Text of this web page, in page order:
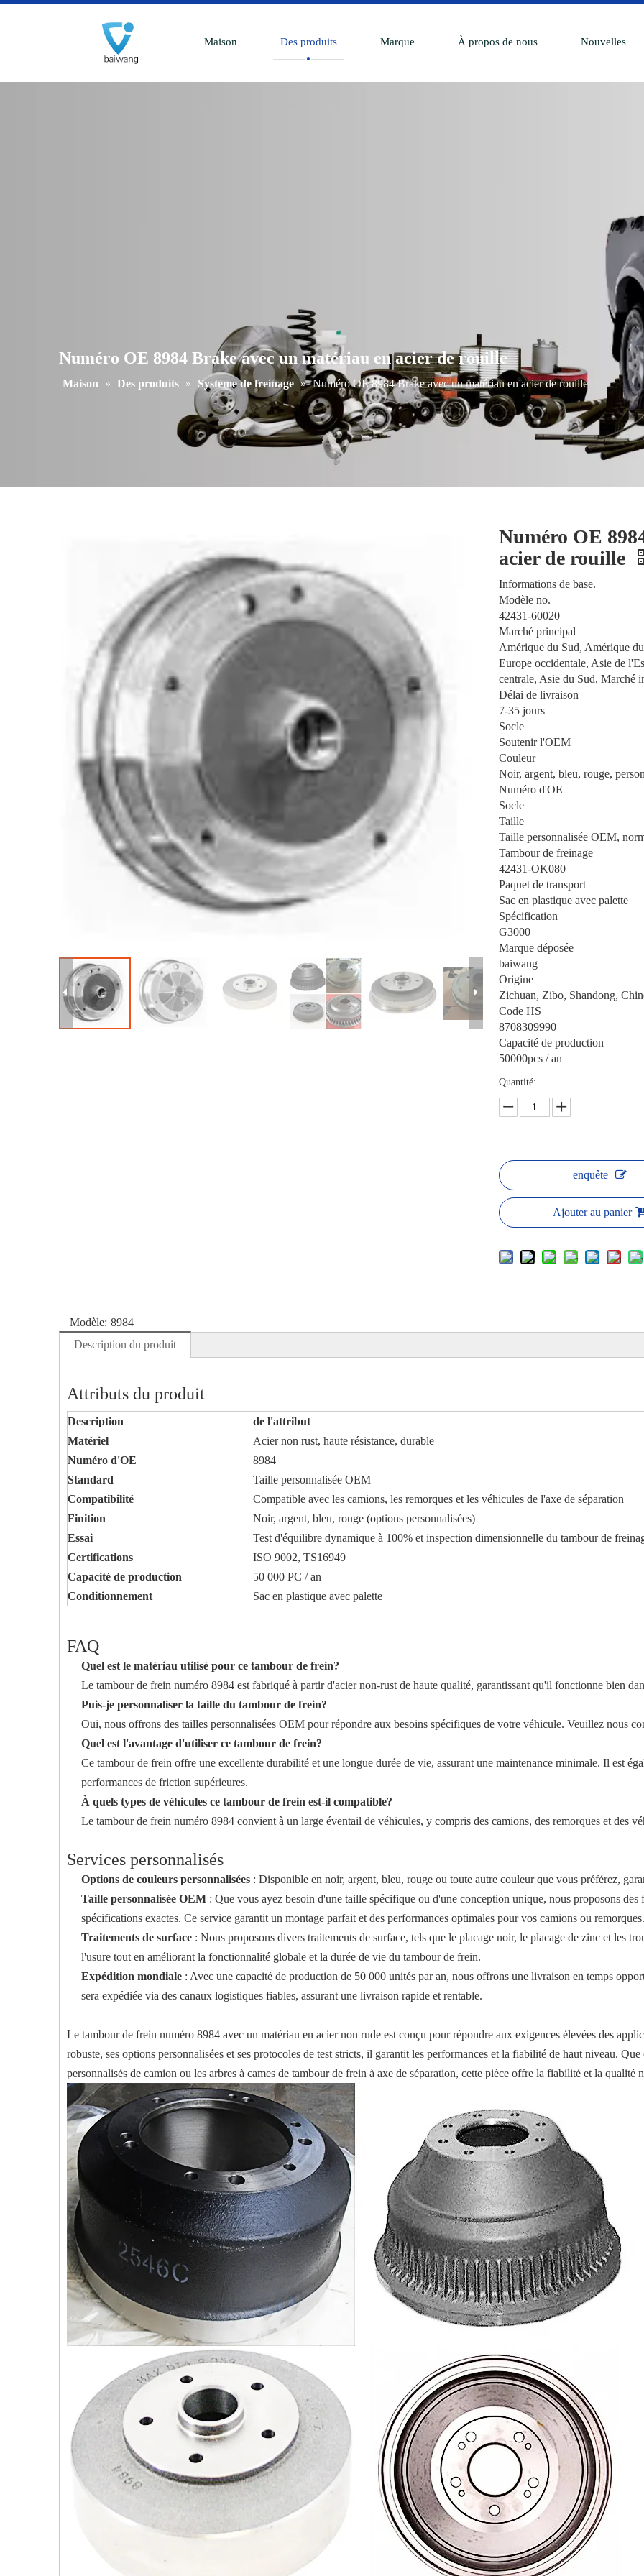
Maison Des produits Marque À propos de nous Nouvelles
Numéro OE 8984 Brake avec un matériau en acier de rouille
Maison » Des produits » Système de freinage » Numéro OE 8984 Brake avec un matériau en acier de rouille
Numéro OE
acier de rouille
Informations de base.
Modèle no.
42431-60020
Marché principal
Amérique du Sud, Amérique
Europe occidentale, Asie de
centrale, Asie du Sud, Marché
Délai de livraison
7-35 jours
Socle
Soutenir l'OEM
Couleur
Noir, argent, bleu, rouge,
Numéro d'OE
Socle
Taille
Taille personnalisée OEM,
Tambour de freinage
42431-OK080
Paquet de transport
Sac en plastique avec palette
Spécification
G3000
Marque déposée
baiwang
Origine
Zichuan, Zibo, Shandong,
Code HS
8708309990
Capacité de production
50000pcs / an
Quantité:
enquête
Ajouter au panier
Modèle: 8984
Description du produit
Attributs du produit
Description
de l'attribut
Matériel
Acier non rust, haute résistance, durable
Numéro d'OE
8984
Standard
Taille personnalisée OEM
Compatibilité
Compatible avec les camions, les remorques et les véhicules de l'axe de séparation
Finition
Noir, argent, bleu, rouge (options personnalisées)
Essai
Test d'équilibre dynamique à 100% et inspection dimensionnelle du tambour de
Certifications
ISO 9002, TS16949
Capacité de production
50 000 PC / an
Conditionnement
Sac en plastique avec palette
FAQ
Quel est le matériau utilisé pour ce tambour de frein?
Le tambour de frein numéro 8984 est fabriqué à partir d'acier non-rust de haute qualité, garantissant qu'il fonctionne bien
Puis-je personnaliser la taille du tambour de frein?
Oui, nous offrons des tailles personnalisées OEM pour répondre aux besoins spécifiques de votre véhicule. Veuillez nous
Quel est l'avantage d'utiliser ce tambour de frein?
Ce tambour de frein offre une excellente durabilité et une longue durée de vie, assurant une maintenance minimale. Il est
performances de friction supérieures.
À quels types de véhicules ce tambour de frein est-il compatible?
Le tambour de frein numéro 8984 convient à un large éventail de véhicules, y compris des camions, des remorques et des
Services personnalisés
Options de couleurs personnalisées : Disponible en noir, argent, bleu, rouge ou toute autre couleur que vous préférez,
Taille personnalisée OEM : Que vous ayez besoin d'une taille spécifique ou d'une conception unique, nous proposons des
spécifications exactes. Ce service garantit un montage parfait et des performances optimales pour vos camions ou remorques.
Traitements de surface : Nous proposons divers traitements de surface, tels que le placage noir, le placage de zinc et les
l'usure tout en améliorant la fonctionnalité globale et la durée de vie du tambour de frein.
Expédition mondiale : Avec une capacité de production de 50 000 unités par an, nous offrons une livraison en temps
sera expédiée via des canaux logistiques fiables, assurant une livraison rapide et rentable.
Le tambour de frein numéro 8984 avec un matériau en acier non rude est conçu pour répondre aux exigences élevées des
robuste, ses options personnalisées et ses protocoles de test stricts, il garantit les performances et la fiabilité de haut niveau.
personnalisés de camion ou les arbres à cames de tambour de frein à axe de séparation, cette pièce offre la fiabilité et la